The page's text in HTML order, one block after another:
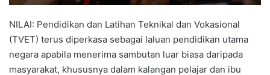
NILAI: Pendidikan dan Latihan Teknikal dan Vokasional
(TVET) terus diperkasa sebagai laluan pendidikan utama
negara apabila menerima sambutan luar biasa daripada
masyarakat, khususnya dalam kalangan pelajar dan ibu